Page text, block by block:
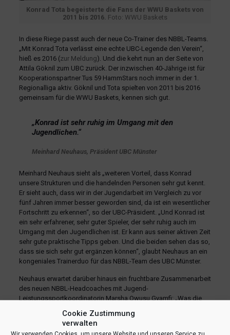
Cookie Zustimmung
verwalten
Konrad Tota begeisterte die Fans der WWU Baskets von
2011 bis 2016. Foto: WWU Baskets
In diese Riege passt auch der neue Co-Trainer des NBBL-Teams.
„Mit Konrad Tota verlässt eine echte UBC-Legende den Verein“,
hieß es 2016 (zur Meldung). Und die kehrt nun an der Seite von
Attila Göknil zum UBC zurück. Der inzwischen 40-Jährige ist für
Kooperationspartner Tus 59 HammStars noch immer in der 1.
Regionalliga aktiv. Göknil und Tota spielten von 2011 bis 2016
gemeinsam für die WWU Baskets, kennen sich gut.
„Konrad ist sehr ruhig im Umgang mit den
Jugendlichen.“
Meinhard Neuhaus, Präsident UBC Münster
Meinhard Neuhaus sieht als „weiteren Vorteil, dass Konrad
unsere Strukturen und die handelnden Personen sehr gut kennt.
Er sieht auch, dass wir in der Jugendarbeit im Vergleich zu vor
fünf Jahren immer besser geworden sind, da ist ein wesentlicher
Fortschritt zu erkennen“, so der UBC-Präsident. „Und Konrad ist
ein sehr erfahrener, sehr guter Spieler, der sehr ruhig auch im
Umgang mit den Jugendlichen ist. Er kann aus seiner aktiven Zeit
sehr gute praktische Tipps geben. Und die beiden sehen das so,
dass sie sich sehr gut ergänzen können“, glaubt Neuhaus an ein
kongeniales Trainerduo für das NBBL-Team des UBC Münster.
Neuhaus erwartet darüber hinaus ein fruchtbare Zusammenarbeit
des neuen NBBL-Headcoaches mit Jugend-
Leistungssportkoordinatorin Marsha Owusu Gyamfi: „Was die
nun intensivieren. Sie sind da beide sehr offen. Insofern passte
die Besetzung unseres NBBL-Headcoaches mit Ati sehr gut.“